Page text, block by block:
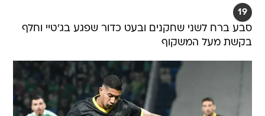
19
סבע ברח לשני שחקנים ובעט כדור שפגע בג'טיי וחלף
בקשת מעל המשקוף